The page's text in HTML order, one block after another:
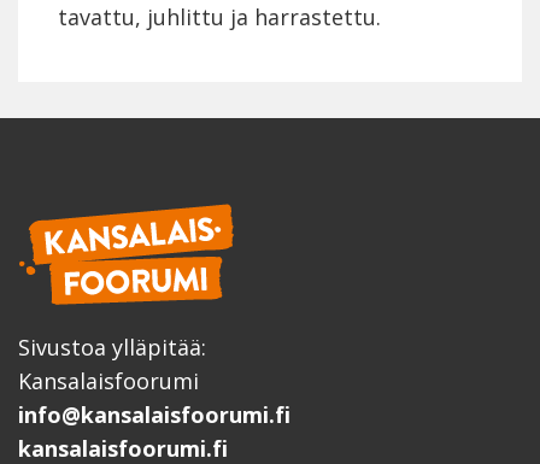
tavattu, juhlittu ja harrastettu.
Sivustoa ylläpitää:
Kansalaisfoorumi
info@kansalaisfoorumi.fi
kansalaisfoorumi.fi